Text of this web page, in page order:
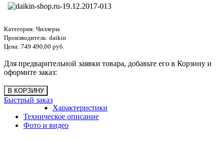
Категория: Чиллеры
Производитель: daikin
Цена: 749 490,00 руб.
Для предварительной заявки товара, добавьте его в Корзину и
оформите заказ:
Быстрый заказ
Характеристики
Техническое описание
Фото и видео